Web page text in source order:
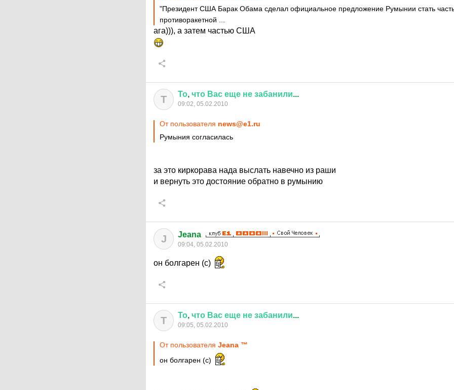
"Президент США Барак Обама сделал официальное предложение Румынии стать
противоракетной ...
ага))), а затем частью США
Т То, что Вас еще не забанили...
09:02, 05.02.2010
От пользователя news@e1.ru
Румыния согласилась
за это киркорава нада выслать навечно из раши
и вернуть это достояние обратно в румынию
J Jeana
09:04, 05.02.2010
он болгарен (с)
Т То, что Вас еще не забанили...
09:05, 05.02.2010
От пользователя Jeana ™
он болгарен (с)